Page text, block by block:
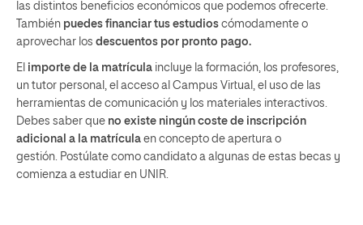
las distintos beneficios económicos que podemos ofrecerte.
También puedes financiar tus estudios cómodamente o
aprovechar los descuentos por pronto pago.
El importe de la matrícula incluye la formación, los profesores,
un tutor personal, el acceso al Campus Virtual, el uso de las
herramientas de comunicación y los materiales interactivos.
Debes saber que no existe ningún coste de inscripción
adicional a la matrícula en concepto de apertura o
gestión. Postúlate como candidato a algunas de estas becas y
comienza a estudiar en UNIR.